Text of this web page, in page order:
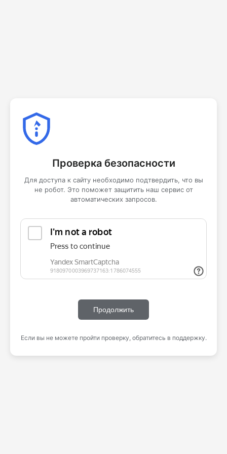
Проверка безопасности
Для доступа к сайту необходимо подтвердить, что вы
не робот. Это поможет защитить наш сервис от
автоматических запросов.
Продолжить
Если вы не можете пройти проверку, обратитесь в поддержку.